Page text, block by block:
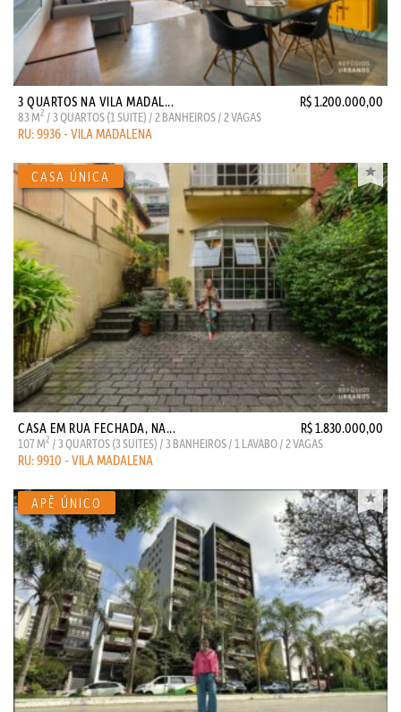
3 QUARTOS NA VILA MADAL... R$ 1.200.000,00
83 M2 / 3 QUARTOS (1 SUITE) / 2 BANHEIROS / 2 VAGAS
RU: 9936 - VILA MADALENA
CASA EM RUA FECHADA, NA... R$ 1.830.000,00
107 M2 / 3 QUARTOS (3 SUITES) / 3 BANHEIROS / 1 LAVABO / 2 VAGAS
RU: 9910 - VILA MADALENA